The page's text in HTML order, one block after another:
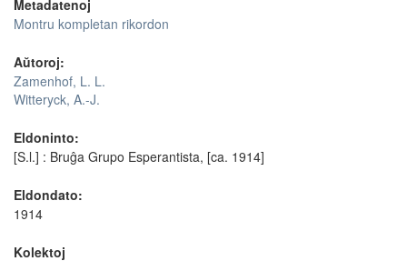
Metadatenoj
Montru kompletan rikordon
Aŭtoroj:
Zamenhof, L. L.
Witteryck, A.-J.
Eldoninto:
[S.l.] : Bruĝa Grupo Esperantista, [ca. 1914]
Eldondato:
1914
Kolektoj